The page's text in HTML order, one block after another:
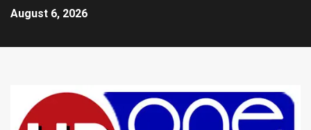
August 6, 2026